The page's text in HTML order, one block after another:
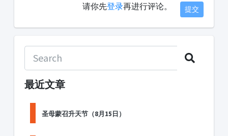
请你先登录再进行评论。 提交
最近文章
圣母蒙召升天节（8月15日）